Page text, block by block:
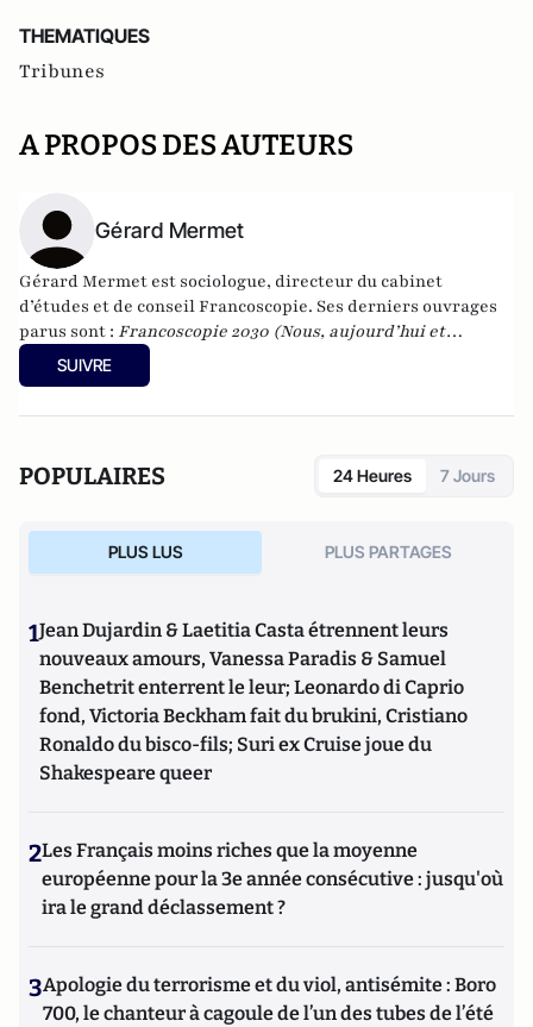
THEMATIQUES
Tribunes
A PROPOS DES AUTEURS
Gérard Mermet
Gérard Mermet est sociologue, directeur du cabinet
d’études et de conseil Francoscopie. Ses derniers ouvrages
parus sont : Francoscopie 2030 (Nous, aujourd’hui et
demain), Larousse, 2018.
Grand Pacte de Solidarité post-Covid)
SUIVRE
POPULAIRES 24 Heures 7 Jours
PLUS LUS PLUS PARTAGES
1Jean Dujardin & Laetitia Casta étrennent leurs
nouveaux amours, Vanessa Paradis & Samuel
Benchetrit enterrent le leur; Leonardo di Caprio
fond, Victoria Beckham fait du brukini, Cristiano
Ronaldo du bisco-fils; Suri ex Cruise joue du
Shakespeare queer
2Les Français moins riches que la moyenne
européenne pour la 3e année consécutive : jusqu'où
ira le grand déclassement ?
3Apologie du terrorisme et du viol, antisémite : Boro
700, le chanteur à cagoule de l’un des tubes de l’été